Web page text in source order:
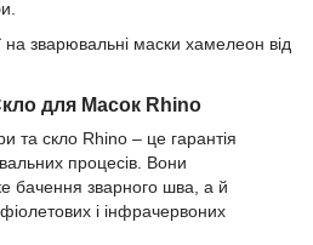
на зварювальні маски хамелеон від
для Масок Rhino
та скло Rhino – це гарантія
процесів. Вони
бачення зварного шва, а й
і інфрачервоних